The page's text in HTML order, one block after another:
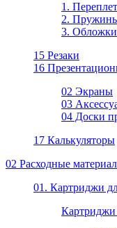
1.
2. Пружины
3. Обложки
15 Резаки
16
02 Экраны
03
04 Доски
17 Калькуляторы
02 Расходные
01. Картриджи
Картриджи